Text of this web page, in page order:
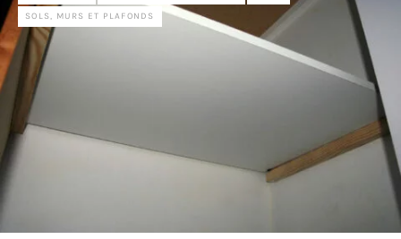
SOLS, MURS ET PLAFONDS